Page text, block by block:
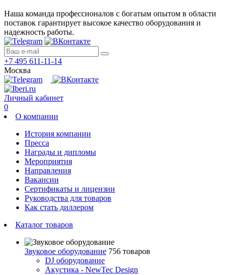
Наша команда профессионалов с богатым опытом в области
поставок гарантирует высокое качество оборудования и
надежность работы.
+7 495 611-11-14
Москва
Личный кабинет
0
О компании
История компании
Пресса
Награды и дипломы
Мероприятия
Направления
Вакансии
Сертификаты и лицензии
Руководства для товаров
Как стать диллером
Каталог товаров
Звуковое оборудование 756 товаров
DJ оборудование
Акустика - NewTec Design